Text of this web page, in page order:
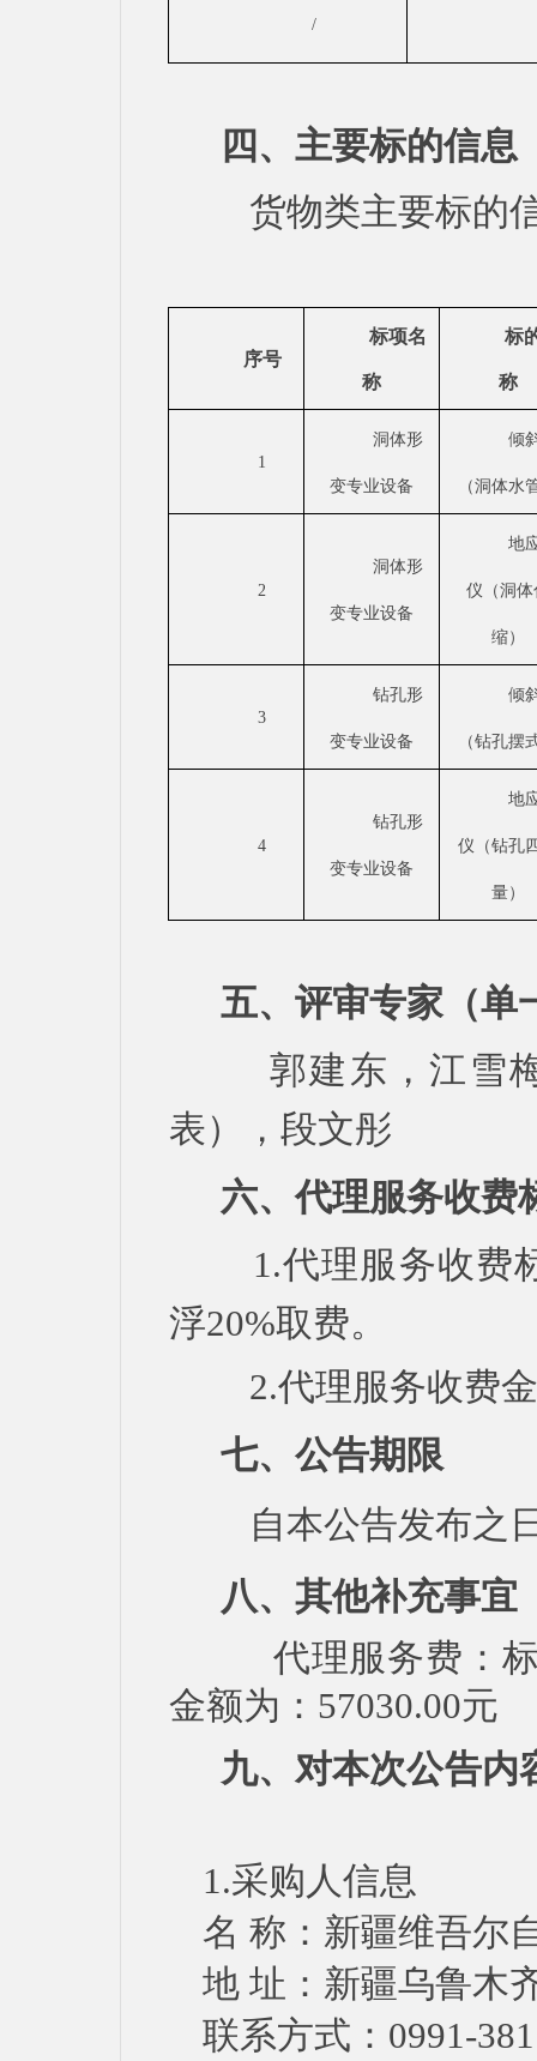
/
四、主要标的信息
货物类主要标
序号
标项名
称
标
称
1
洞体形
变专业设备
倾
（洞体水
2
洞体形
变专业设备
地
仪（洞体
缩）
3
钻孔形
变专业设备
倾
（钻孔摆
4
钻孔形
变专业设备
地
仪（钻孔
量）
五、评审专家（单
郭建东，江雪
表），段文彤
六、代理服务收费
1.代理服务收费
浮20%取费。
2.代理服务收费
七、公告期限
自本公告发布之
八、其他补充事宜
代理服务费：标
金额为：57030.00元
九、对本次公告内
1.采购人信息
名 称： 新疆维吾尔
地 址：新疆乌鲁木
联系方式： 0991-